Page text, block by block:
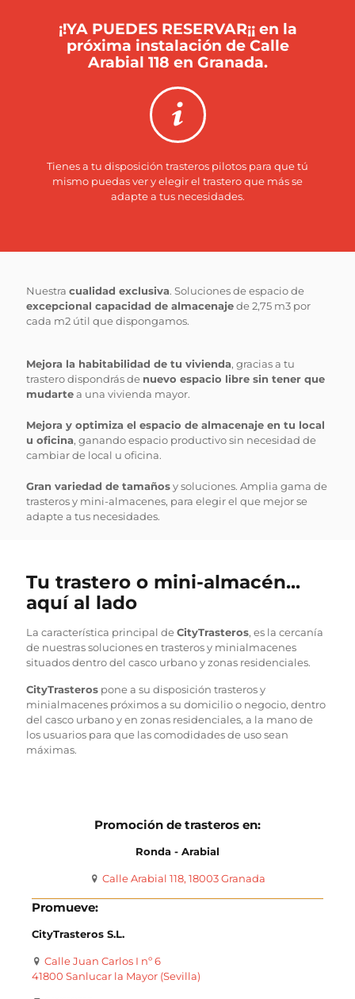
¡!YA PUEDES RESERVAR¡¡ en la
próxima instalación de Calle
Arabial 118 en Granada.
Tienes a tu disposición trasteros pilotos para que tú
mismo puedas ver y elegir el trastero que más se
adapte a tus necesidades.
Nuestra cualidad exclusiva. Soluciones de espacio de
excepcional capacidad de almacenajede 2,75 m3 por
cada m2 útil que dispongamos.
Mejora la habitabilidad de tu vivienda, gracias a tu
trastero dispondrás de nuevo espacio libre sin tener que
mudartea una vivienda mayor.
Mejora y optimiza el espacio de almacenaje en tu local
u oficina, ganando espacio productivo sin necesidad de
cambiar de local u oficina.
Gran variedad de tamañosy soluciones. Amplia gama de
trasteros y mini-almacenes, para elegir el que mejor se
adapte a tus necesidades.
Tu trastero o mini-almacén...
aquí al lado
La característica principal deCityTrasteros, es la cercanía
de nuestras soluciones en trasteros y minialmacenes
situados dentro del casco urbano y zonas residenciales.
CityTrasteros pone a su disposición trasteros y
minialmacenes próximos a su domicilio o negocio, dentro
del casco urbano y en zonas residenciales, a la mano de
los usuarios para que las comodidades de uso sean
máximas.
Promoción de trasteros en:
Ronda - Arabial
Calle Arabial 118, 18003 Granada
Promueve:
CityTrasteros S.L.
Calle Juan Carlos I nº 6
41800 Sanlucar la Mayor (Sevilla)